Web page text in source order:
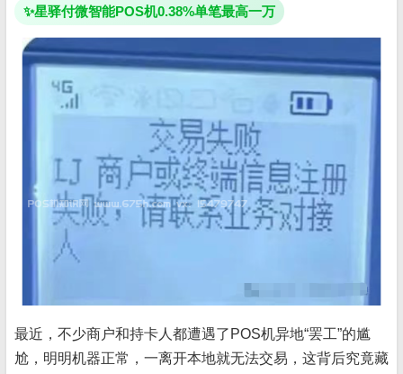
✨星驿付微智能POS机0.38%单笔最高一万
最近，不少商户和持卡人都遭遇了POS机异地“罢工”的尴
尬，明明机器正常，一离开本地就无法交易，这背后究竟藏